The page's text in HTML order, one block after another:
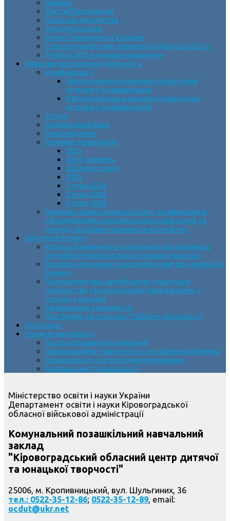
Накази
Листи/Положення
Охорона дитинства
Закони України
Укази Президента України
Стратегічний план діяльності МОН до 2027 р.
Робота ЗПО в умовах карантину
Науково-методична діяльність
Конференції
І Всеукраїнська науково-практична
інтернет-конференція
ІІ Всеукраїнська науково-практична
інтернет-конференція
Угоди
Нормативна база
Наші видання
Семінар-практикум
2023
2024 травень
2024 листопад
2025
1 етап 2026
2 етап 2026
3 етап 2026
Науково-практична інтернет-конференція
«Формування ціннісних орієнтирів дітей та
молоді засобами позашкільної освіти»
Протидія булінгу
Кодекс безпечного освітнього середовища.
Антибулінгова політика в нашому закладі
Порядок подання та розгляду заяв про випадки
булінгу
Положення про запобігання і протидію
насильству та жорстокому поводженню з
дітьми у закладі
Нормативні документи
Про булінг на сторінці “Кабінет психолога”
Атестація
Корисні матеріали
Події державного значення
Інформаційна грамотність та цифрова безпека
Національно-патріотичне виховання
Безпека життєдіяльності
Міністерство освіти і науки України
Департамент освіти і науки Кіровоградської
обласної військової адміністрації
Комунальний позашкільний навчальний
заклад
"Кіровоградський обласний центр дитячої
та юнацької творчості"
25006, м. Кропивницький, вул. Шульгиних, 36
тел.: 0522-35-12-86; 0522-35-12-89, email:
ocdut@ukr.net